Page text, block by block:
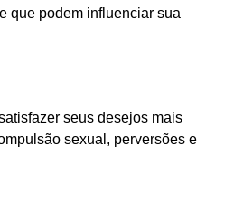
que podem influenciar sua
seus desejos mais
sexual, perversões e